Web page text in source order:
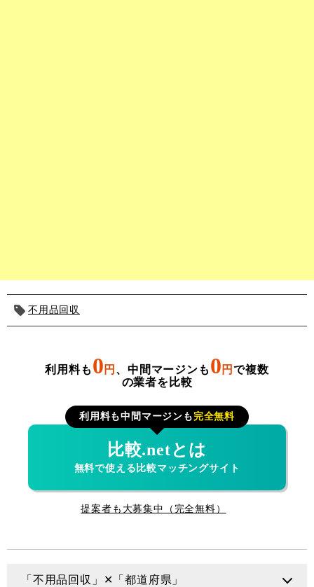
不用品回収
利用料も 0 円 、中間マージンも 0 円で複数
の業者を比較
利用料も中間マージンも 完全無料
比較.netとは
無料で使える比較マッチングサイト
提案者も大募集中（完全無料）
「不用品回収」✕「都道府県」